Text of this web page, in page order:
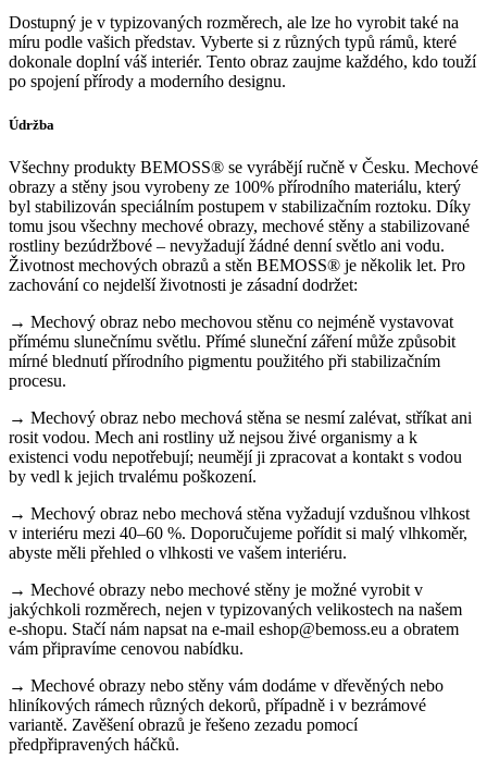
Dostupný je v typizovaných rozměrech, ale lze ho vyrobit také na
míru podle vašich představ. Vyberte si z různých typů rámů, které
dokonale doplní váš interiér. Tento obraz zaujme každého, kdo touží
po spojení přírody a moderního designu.
Údržba
Všechny produkty BEMOSS® se vyrábějí ručně v Česku. Mechové
obrazy a stěny jsou vyrobeny ze 100% přírodního materiálu, který
byl stabilizován speciálním postupem v stabilizačním roztoku. Díky
tomu jsou všechny mechové obrazy, mechové stěny a stabilizované
rostliny bezúdržbové – nevyžadují žádné denní světlo ani vodu.
Životnost mechových obrazů a stěn BEMOSS® je několik let. Pro
zachování co nejdelší životnosti je zásadní dodržet:
→ Mechový obraz nebo mechovou stěnu co nejméně vystavovat
přímému slunečnímu světlu. Přímé sluneční záření může způsobit
mírné blednutí přírodního pigmentu použitého při stabilizačním
procesu.
→ Mechový obraz nebo mechová stěna se nesmí zalévat, stříkat ani
rosit vodou. Mech ani rostliny už nejsou živé organismy a k
existenci vodu nepotřebují; neumějí ji zpracovat a kontakt s vodou
by vedl k jejich trvalému poškození.
→ Mechový obraz nebo mechová stěna vyžadují vzdušnou vlhkost
v interiéru mezi 40–60 %. Doporučujeme pořídit si malý vlhkoměr,
abyste měli přehled o vlhkosti ve vašem interiéru.
→ Mechové obrazy nebo mechové stěny je možné vyrobit v
jakýchkoli rozměrech, nejen v typizovaných velikostech na našem
e-shopu. Stačí nám napsat na e-mail eshop@bemoss.eu a obratem
vám připravíme cenovou nabídku.
→ Mechové obrazy nebo stěny vám dodáme v dřevěných nebo
hliníkových rámech různých dekorů, případně i v bezrámové
variantě. Zavěšení obrazů je řešeno zezadu pomocí
předpřipravených háčků.